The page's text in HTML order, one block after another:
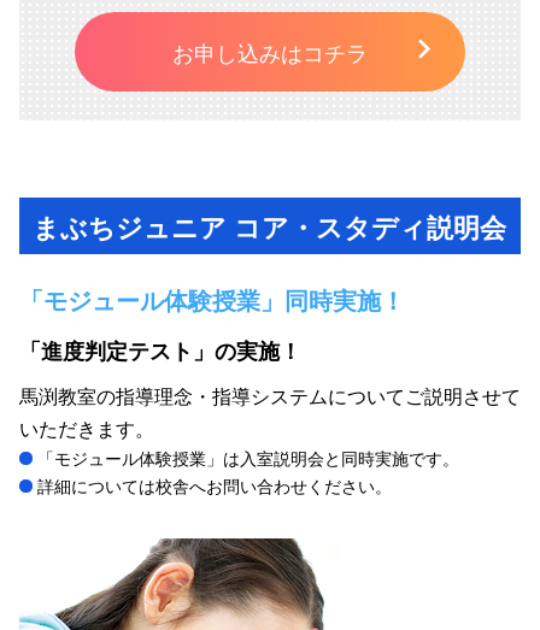
お申し込みはコチラ
まぶちジュニア コア・スタディ説明会
「モジュール体験授業」同時実施！
「進度判定テスト」の実施！
馬渕教室の指導理念・指導システムについてご説明させて
いただきます。
「モジュール体験授業」は入室説明会と同時実施です。
詳細については校舎へお問い合わせください。